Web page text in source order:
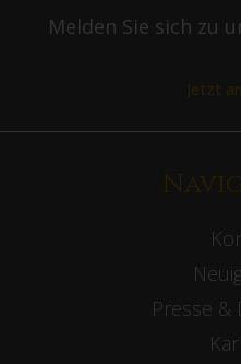
Melden Sie sich zu
Jetzt
Presse &